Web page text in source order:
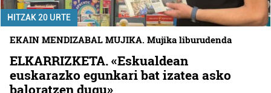
HITZAK 20 URTE
EKAIN MENDIZABAL MUJIKA. Mujika liburudenda
ELKARRIZKETA. «Eskualdean
euskarazko egunkari bat izatea asko
baloratzen dugu»